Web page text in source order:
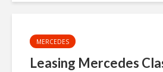
MERCEDES
Leasing Mercedes